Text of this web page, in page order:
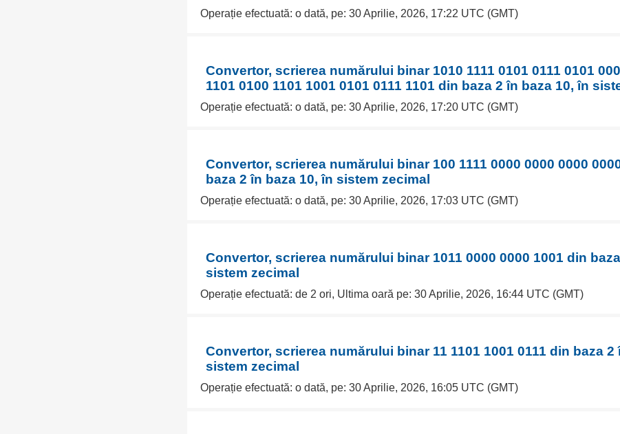
Operație efectuată: o dată, pe: 30 Aprilie, 2026, 17:22 UTC (GMT)
Convertor, scrierea numărului binar 1010 1111 0101 0111 0101
1101 0100 1101 1001 0101 0111 1101 din baza 2 în baza 10, în
Operație efectuată: o dată, pe: 30 Aprilie, 2026, 17:20 UTC (GMT)
Convertor, scrierea numărului binar 100 1111 0000 0000 0000
baza 2 în baza 10, în sistem zecimal
Operație efectuată: o dată, pe: 30 Aprilie, 2026, 17:03 UTC (GMT)
Convertor, scrierea numărului binar 1011 0000 0000 1001 din
sistem zecimal
Operație efectuată: de 2 ori, Ultima oară pe: 30 Aprilie, 2026, 16:44 UTC (GMT)
Convertor, scrierea numărului binar 11 1101 1001 0111 din baza 2
sistem zecimal
Operație efectuată: o dată, pe: 30 Aprilie, 2026, 16:05 UTC (GMT)